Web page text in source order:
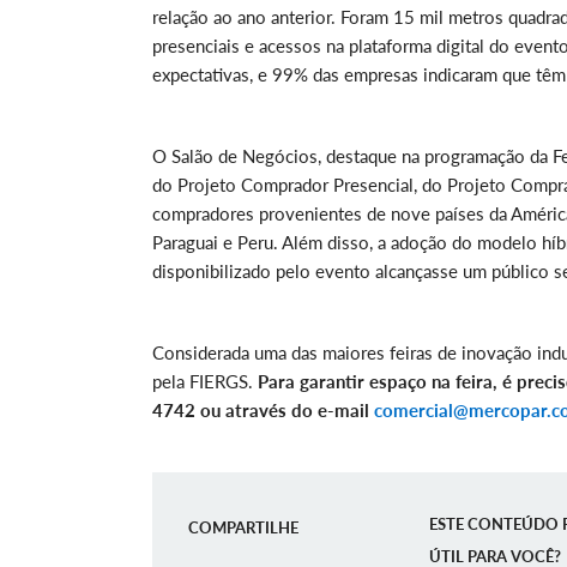
relação ao ano anterior. Foram 15 mil metros
presenciais e acessos na plataforma digital do
expectativas, e 99% das empresas indicaram que
O Salão de Negócios, destaque na programação
do Projeto Comprador Presencial, do Projeto
compradores provenientes de nove países da
Paraguai e Peru. Além disso, a adoção do modelo
disponibilizado pelo evento alcançasse um público
Considerada uma das maiores feiras de inovação
pela FIERGS. Para garantir espaço na feira, é
4742 ou através do e-mail
COMPARTILHE
ESTE CONTEÚDO
ÚTIL PARA VOCÊ?